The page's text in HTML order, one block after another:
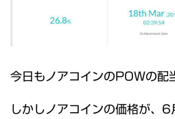
今日もノアコインのPOWの配
しかしノアコインの価格が、